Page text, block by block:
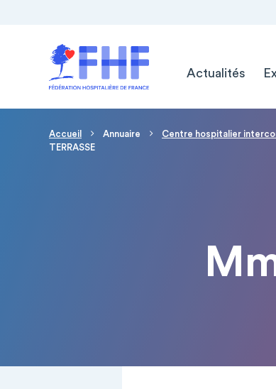
Actualités
Fil d'Ariane
Accueil Annuaire Centre hospitalier
TERRASSE